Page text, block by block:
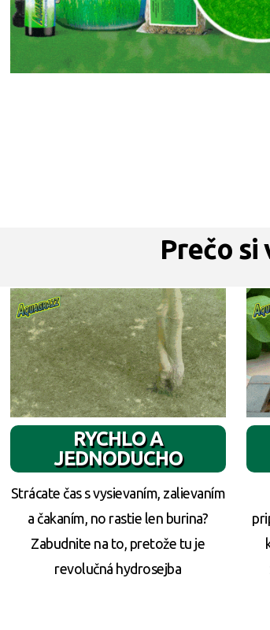
Prečo si
RYCHLO A
JEDNODUCHO
Strácate čas s vysievaním, zalievaním
a čakaním, no rastie len burina?
Zabudnite na to, pretože tu je
revolučná hydrosejba